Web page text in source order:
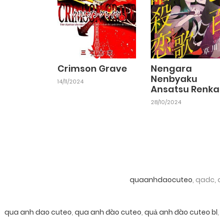
Crimson Grave
14/11/2024
Nengara
Nenbyaku
Ansatsu Renka
28/10/2024
quaanhdaocuteo, qadc,
qua anh dao cuteo, qua anh đào cuteo, quả anh đào cuteo bl,